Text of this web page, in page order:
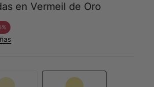
en Vermeil de Oro
%